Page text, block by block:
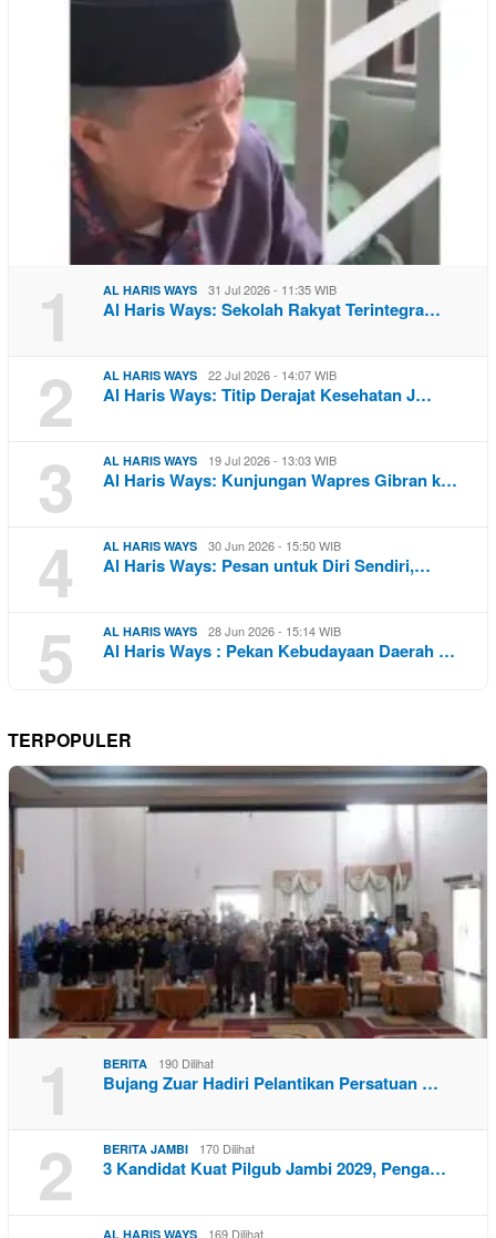
1 AL HARIS WAYS 31 Jul 2026 - 11:35 WIB
Al Haris Ways: Sekolah Rakyat Terintegra…
2 AL HARIS WAYS 22 Jul 2026 - 14:07 WIB
Al Haris Ways: Titip Derajat Kesehatan J…
3 AL HARIS WAYS 19 Jul 2026 - 13:03 WIB
Al Haris Ways: Kunjungan Wapres Gibran k…
4 AL HARIS WAYS 30 Jun 2026 - 15:50 WIB
Al Haris Ways: Pesan untuk Diri Sendiri,…
5 AL HARIS WAYS 28 Jun 2026 - 15:14 WIB
Al Haris Ways : Pekan Kebudayaan Daerah …
TERPOPULER
1 BERITA 190 Dilihat
Bujang Zuar Hadiri Pelantikan Persatuan …
2 BERITA JAMBI 170 Dilihat
3 Kandidat Kuat Pilgub Jambi 2029, Penga…
AL HARIS WAYS 169 Dilihat